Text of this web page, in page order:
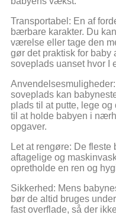
Transportabel: En af
bærbare karakter. Du
værelse eller tage den
gør det praktisk for baby
soveplads uanset hvor I
soveplads kan
plads til at putte, lege og
til at holde babyen i
opgaver.
Let at rengøre: De
aftagelige og
opretholde en ren og
Sikkerhed: Mens
bør de altid bruges
fast overflade, så der